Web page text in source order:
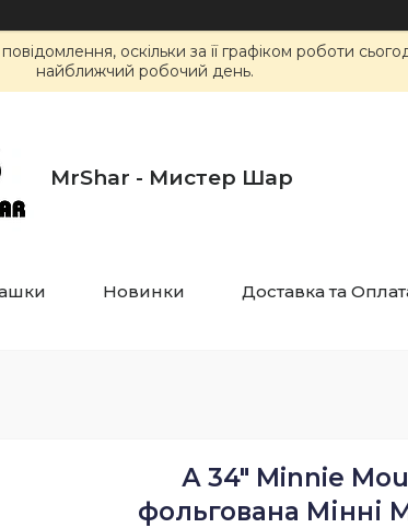
оскільки за її графіком роботи
найближчий робочий день.
MrShar - Мистер Шар
Новинки Доставка та
А 34" Minnie
фольгована Мінні